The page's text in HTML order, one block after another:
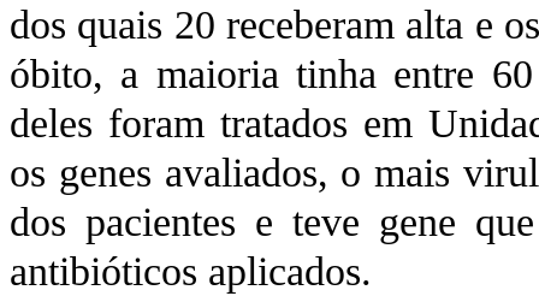
dos quais 20 receberam alta e
óbito, a maioria tinha entre
deles foram tratados em
os genes avaliados, o mais
dos pacientes e teve gene
antibióticos aplicados.